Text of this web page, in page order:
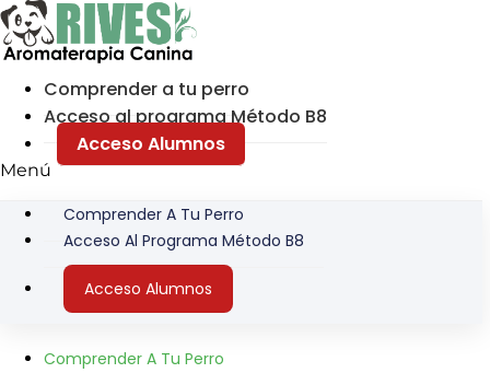
Ir
al
contenido
Comprender a tu perro
Acceso al programa Método B8
Acceso Alumnos
Menú
Comprender A Tu Perro
Acceso Al Programa Método B8
Acceso Alumnos
Comprender A Tu Perro